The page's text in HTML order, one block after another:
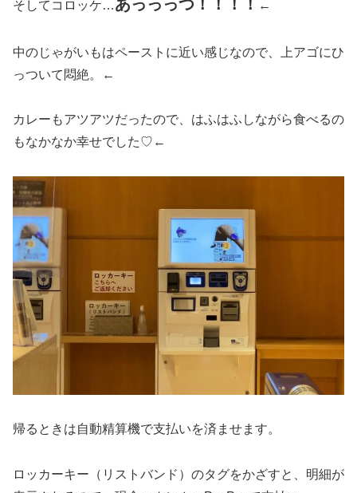
そしてコロッケ…あっっっつ！！！！ ←
中のじゃがいもはペーストに近い感じなので、上アゴにひ
っついて悶絶。←
カレーもアツアツだったので、はふはふしながら食べるの
もなかなか幸せでした♡←
帰るときは自動精算機で支払いを済ませます。
ロッカーキー（リストバンド）のタグをかざすと、明細が